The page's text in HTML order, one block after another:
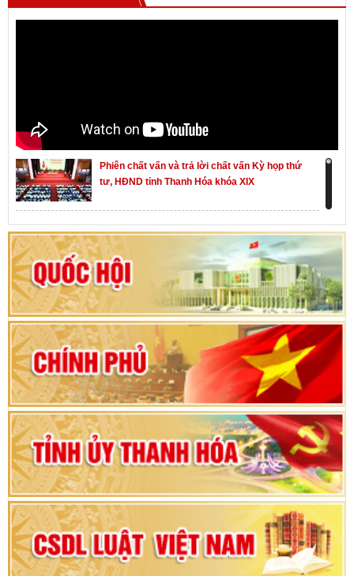
Phiên chất vấn và trả lời chất vấn Kỳ họp thứ
tư, HĐND tỉnh Thanh Hóa khóa XIX
Khai mạc kỳ họp thứ Nhất, Quốc hội khóa XVI
Hướng dẫn quy trình bỏ phiếu bầu cử ĐBQH
khoá XVI và đại biểu HĐND các cấp nhiệm kỳ
2026-2031
80 năm Quốc hội Việt Nam: vì lợi ích Nhân dân,
vì sự phát triển của đất nước
Bộ Chính trị duyệt nội dung Đại hội đại biểu
Đảng bộ tỉnh Thanh Hóa lần thứ XX, nhiệm kỳ
2025 - 2030
Đại hội đại biểu Đảng bộ xã Yên Thọ lần thứ I,
nhiệm kỳ 2025 – 2030
Đại hội Đảng bộ xã Yên Ninh lần thứ nhất,
nhiệm kỳ 2025 - 2030